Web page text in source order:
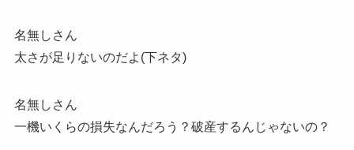
名無しさん
太さが足りないのだよ(下ネタ)
名無しさん
一機いくらの損失なんだろう？破産するんじゃないの？